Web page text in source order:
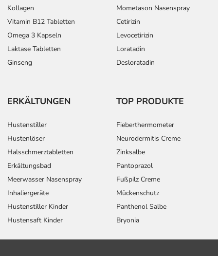
Kollagen
Vitamin B12 Tabletten
Omega 3 Kapseln
Laktase Tabletten
Ginseng
Mometason Nasenspray
Cetirizin
Levocetirizin
Loratadin
Desloratadin
ERKÄLTUNGEN
Hustenstiller
Hustenlöser
Halsschmerztabletten
Erkältungsbad
Meerwasser Nasenspray
Inhaliergeräte
Hustenstiller Kinder
Hustensaft Kinder
TOP PRODUKTE
Fieberthermometer
Neurodermitis Creme
Zinksalbe
Pantoprazol
Fußpilz Creme
Mückenschutz
Panthenol Salbe
Bryonia